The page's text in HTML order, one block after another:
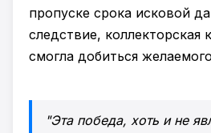
пропуске срока исковой
следствие, коллекторская
смогла добиться
"Эта победа, хоть и не